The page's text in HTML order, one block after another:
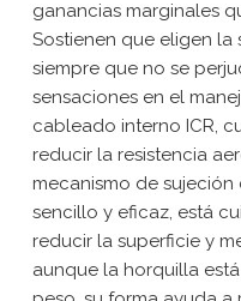
ganancias marginales
Sostienen que eligen
siempre que no se
sensaciones en el
cableado interno ICR,
reducir la resistencia
mecanismo de sujeción
sencillo y eficaz, está
reducir la superficie y
aunque la horquilla